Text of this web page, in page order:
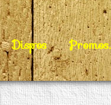
Dispos Promos.